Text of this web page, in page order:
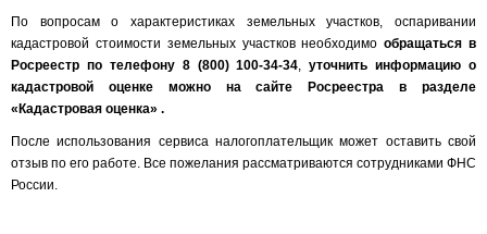
По вопросам о характеристиках земельных участков, оспаривании
кадастровой стоимости земельных участков необходимообращаться в
Росреестр по телефону 8 (800) 100-34-34, уточнить информацию о
кадастровой оценке можно на сайте Росреестра в разделе
«Кадастровая оценка» .
После использования сервиса налогоплательщик может оставить свой
отзыв по его работе. Все пожелания рассматриваются сотрудниками ФНС
России.